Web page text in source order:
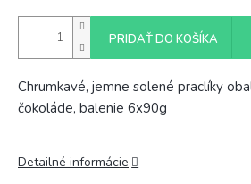
PRIDAŤ DO KOŠÍKA
Chrumkavé, jemne solené praclíky
čokoláde, balenie 6x90g
Detailné informácie